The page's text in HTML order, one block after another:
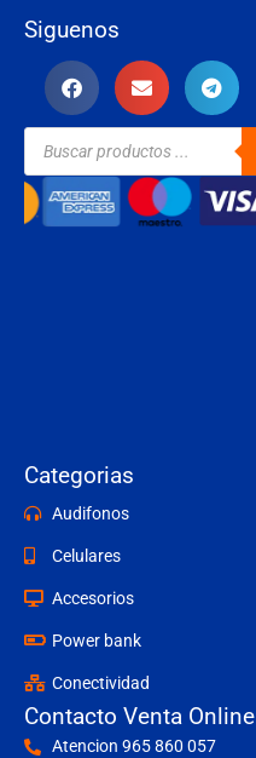
Siguenos
Búsqueda
productos
Categorias
Audifonos
Celulares
Accesorios
Power bank
Conectividad
Contacto Venta Online
Atencion 965 860 057